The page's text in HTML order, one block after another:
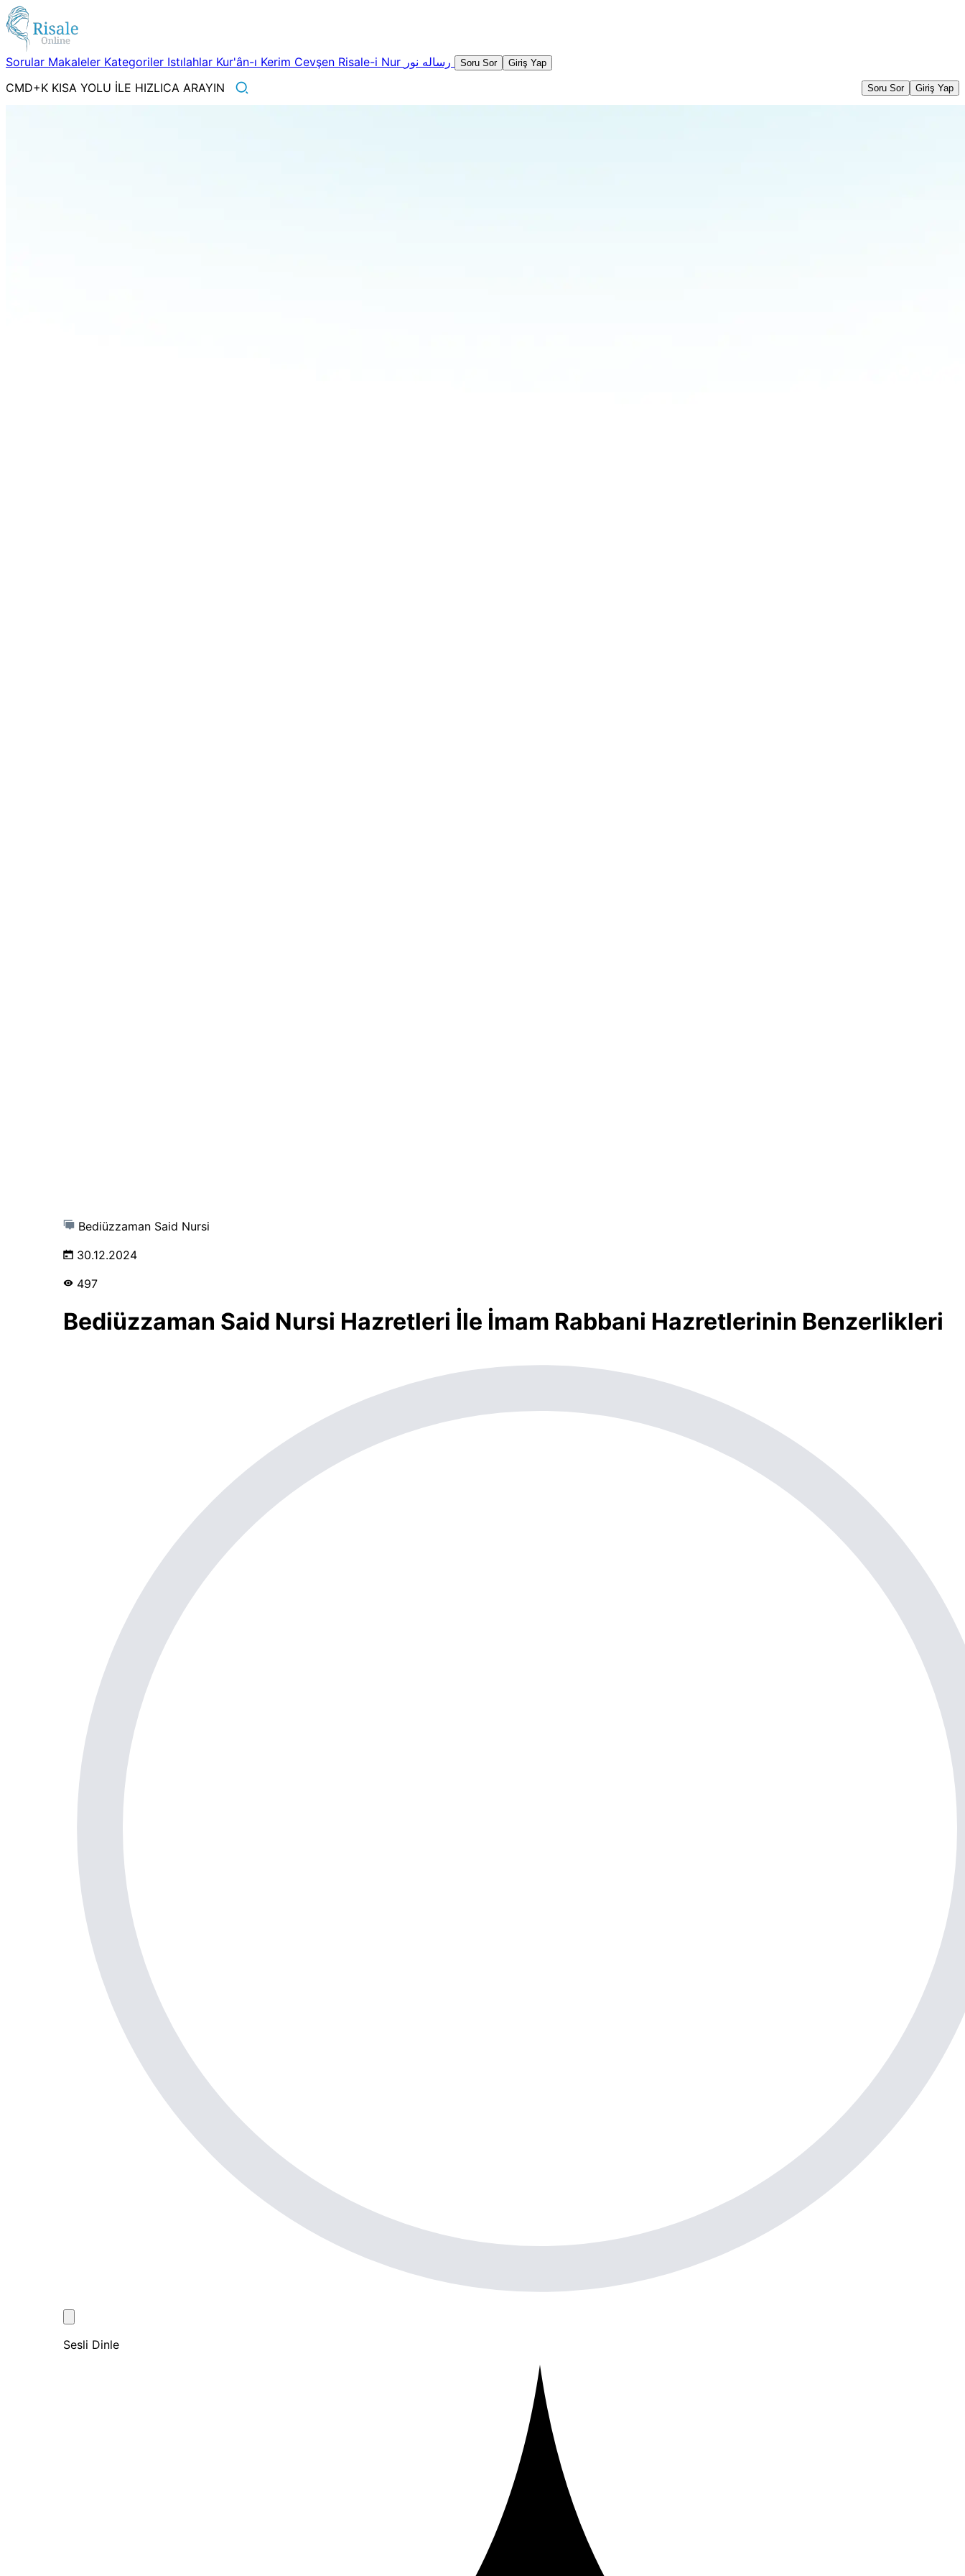
Sorular Makaleler Kategoriler Istılahlar Kur'ân-ı Kerim Cevşen Risale-i Nur Soru Sor Giriş Yap
CMD+K KISA YOLU İLE HIZLICA ARAYIN Soru Sor Giriş Yap
Bediüzzaman Said Nursi
30.12.2024
497
Bediüzzaman Said Nursi Hazretleri İle İmam Rabbani Hazretlerinin Benzerlikleri
Sesli Dinle